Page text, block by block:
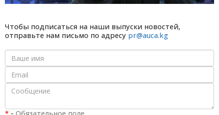
Чтобы подписаться на наши выпуски новостей,
отправьте нам письмо по адресу pr@auca.kg